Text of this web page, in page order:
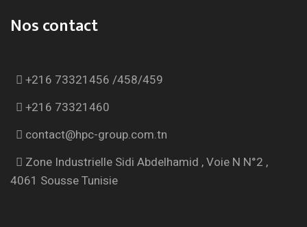
Nos contact
+216 73321456 /458/459
+216 73321460
contact@hpc-group.com.tn
Zone Industrielle Sidi Abdelhamid , Voie N N°2 ,
4061 Sousse Tunisie